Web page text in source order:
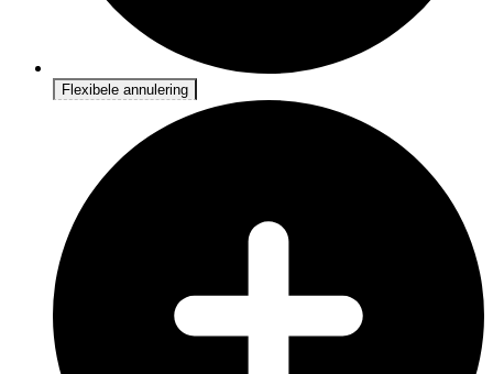
Flexibele annulering